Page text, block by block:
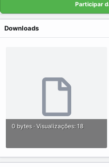
Participar
Downloads
0 bytes · Visualizações: 18